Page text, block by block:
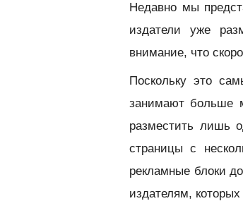
Недавно мы
издатели уже
внимание, что
Поскольку это
занимают больше
разместить лишь
страницы с
рекламные блоки
издателям, которых